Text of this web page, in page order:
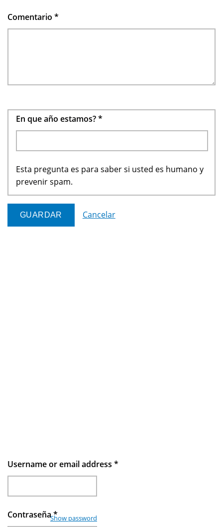
Comentario *
En que año estamos?*
Esta pregunta es para saber si usted es humano y
prevenir spam.
Cancelar
Username or email address *
Contraseña*
Show password